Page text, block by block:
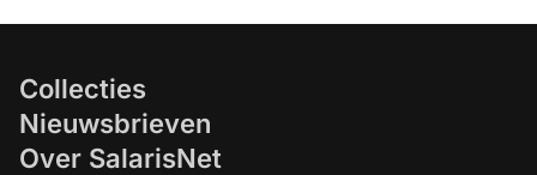
Collecties
Nieuwsbrieven
Over SalarisNet